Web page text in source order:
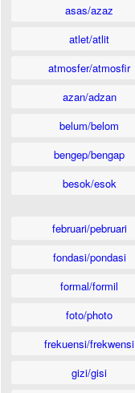
asas/azaz
atlet/atlit
atmosfer/atmosfir
azan/adzan
belum/belom
bengep/bengap
besok/esok
februari/pebruari
fondasi/pondasi
formal/formil
foto/photo
frekuensi/frekwensi
gizi/gisi